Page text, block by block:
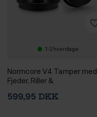
1-2 hverdage
Normcore V4 Tamper med
Fjeder, Riller &
mm Sort
599,95 DKK